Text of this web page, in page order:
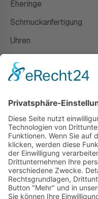
Eheringe
Schmuckanfertigung
Uhren
Susanne Steiger
Geschäfte
Newsletter
Kontakt